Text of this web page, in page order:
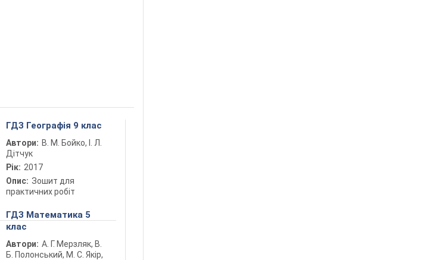
ГДЗ Географія 9 клас
Автори: В. М. Бойко, І. Л.
Дітчук
Рік: 2017
Опис: Зошит для
практичних робіт
ГДЗ Математика 5
клас
Автори: А. Г. Мерзляк, В.
Б. Полонський, М. С. Якір,